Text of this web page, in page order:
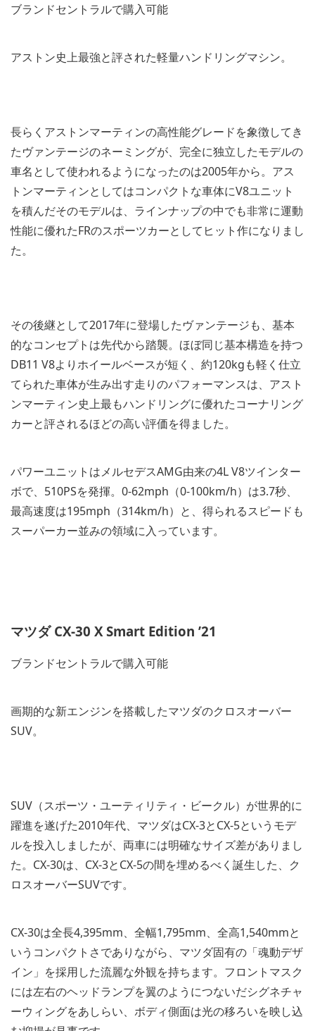
ブランドセントラルで購入可能
アストン史上最強と評された軽量ハンドリングマシン。
長らくアストンマーティンの高性能グレードを象徴してき
たヴァンテージのネーミングが、完全に独立したモデルの
車名として使われるようになったのは2005年から。アス
トンマーティンとしてはコンパクトな車体にV8ユニット
を積んだそのモデルは、ラインナップの中でも非常に運動
性能に優れたFRのスポーツカーとしてヒット作になりまし
た。
その後継として2017年に登場したヴァンテージも、基本
的なコンセプトは先代から踏襲。ほぼ同じ基本構造を持つ
DB11 V8よりホイールベースが短く、約120kgも軽く仕立
てられた車体が生み出す走りのパフォーマンスは、アスト
ンマーティン史上最もハンドリングに優れたコーナリング
カーと評されるほどの高い評価を得ました。
パワーユニットはメルセデスAMG由来の4L V8ツインター
ボで、510PSを発揮。0-62mph（0-100km/h）は3.7秒、
最高速度は195mph（314km/h）と、得られるスピードも
スーパーカー並みの領域に入っています。
マツダ CX-30 X Smart Edition ’21
ブランドセントラルで購入可能
画期的な新エンジンを搭載したマツダのクロスオーバー
SUV。
SUV（スポーツ・ユーティリティ・ビークル）が世界的に
躍進を遂げた2010年代、マツダはCX-3とCX-5というモデ
ルを投入しましたが、両車には明確なサイズ差がありまし
た。CX-30は、CX-3とCX-5の間を埋めるべく誕生した、ク
ロスオーバーSUVです。
CX-30は全長4,395mm、全幅1,795mm、全高1,540mmと
いうコンパクトさでありながら、マツダ固有の「魂動デザ
イン」を採用した流麗な外観を持ちます。フロントマスク
には左右のヘッドランプを翼のようにつないだシグネチャ
ーウィングをあしらい、ボディ側面は光の移ろいを映し込